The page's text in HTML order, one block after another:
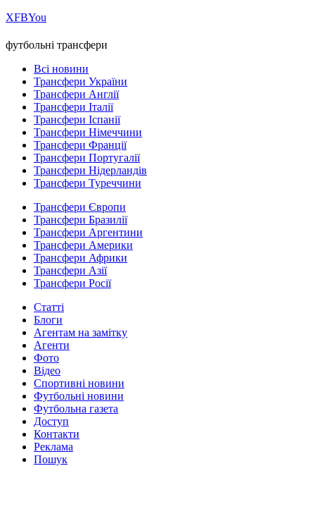
ХFBYou
футбольні трансфери
Всі новини
Трансфери України
Трансфери Англії
Трансфери Італії
Трансфери Іспанії
Трансфери Німеччини
Трансфери Франції
Трансфери Португалії
Трансфери Нідерландів
Трансфери Туреччини
Трансфери Європи
Трансфери Бразилії
Трансфери Аргентини
Трансфери Америки
Трансфери Африки
Трансфери Азії
Трансфери Росії
Статті
Блоги
Агентам на замітку
Агенти
Фото
Відео
Спортивні новини
Футбольні новини
Футбольна газета
Доступ
Контакти
Реклама
Пошук